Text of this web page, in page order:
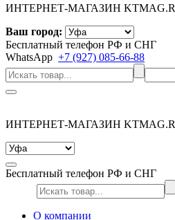
ИНТЕРНЕТ-МАГАЗИН
Ваш город:
Бесплатный телефон РФ и СНГ
WhatsApp +7 (927) 085-66-88
ИНТЕРНЕТ-МАГАЗИН
Бесплатный телефон РФ и СНГ
О компании